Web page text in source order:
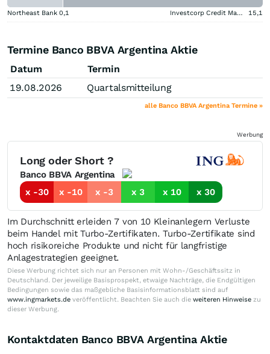
Northeast Bank 0,1 Investcorp Credit Management BDC 15,1
Termine Banco BBVA Argentina Aktie
Datum
Termin
19.08.2026
Quartalsmitteilung
alle Banco BBVA Argentina Termine »
Werbung
Long oder Short ?
Banco BBVA Argentina
x -30
x -10 x -3 x 3 x 10 x 30
Im Durchschnitt erleiden 7 von 10 Kleinanlegern Verluste
beim Handel mit Turbo-Zertifikaten. Turbo-Zertifikate sind
hoch risikoreiche Produkte und nicht für langfristige
Anlagestrategien geeignet.
Diese Werbung richtet sich nur an Personen mit Wohn-/Geschäftssitz in
Deutschland. Der jeweilige Basisprospekt, etwaige Nachträge, die Endgültigen
Bedingungen sowie das maßgebliche Basisinformationsblatt sind auf
www.ingmarkets.de veröffentlicht. Beachten Sie auch die weiteren Hinweise zu
dieser Werbung.
Kontaktdaten Banco BBVA Argentina Aktie